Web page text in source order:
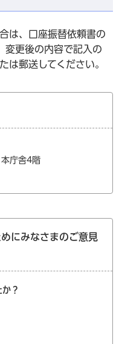
は、口座振替依頼書の
変更後の内容で記入の
は郵送してください。
庁舎4階
にみなさまのご意見
？